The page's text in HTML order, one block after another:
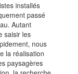
installés
passé
Autant
saisir les
nous
la réalisation
paysagères